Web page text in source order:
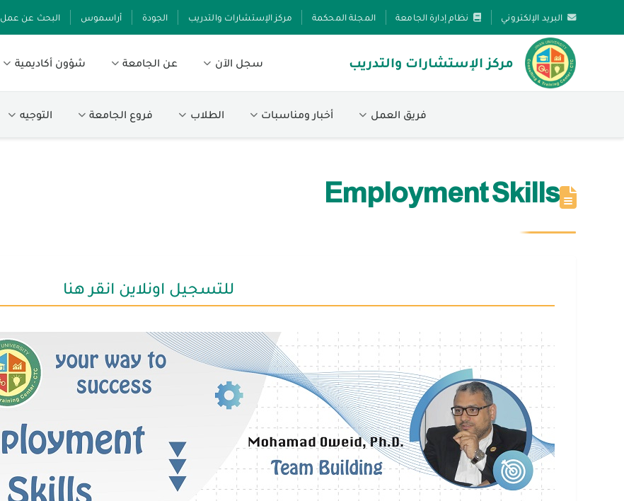
البريد الإلكتروني نظام إدارة الجامعة المجلة المحكمة مركز الإستشارات والتدريب الجودة أراسموس البحث عن عمل
مركز الإستشارات والتدريب سجل الآن عن الجامعة شؤون أكاديمية
فريق العمل أخبار ومناسبات الطلاب فروع الجامعة التوجيه
Employment Skills
للتسجيل اونلاين انقر هنا